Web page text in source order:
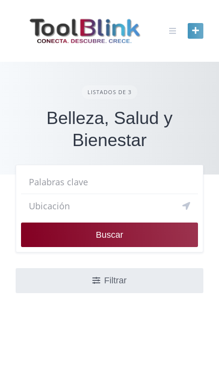
LISTADOS DE 3
Belleza, Salud y
Bienestar
Buscar
Filtrar